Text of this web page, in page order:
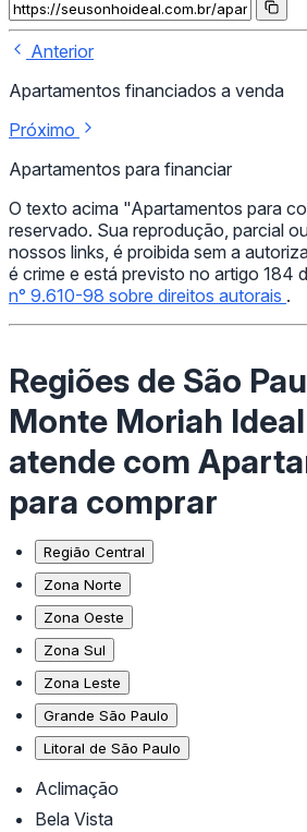
Anterior
Apartamentos financiados a venda
Próximo
Apartamentos para financiar
O texto acima "Apartamentos para
reservado. Sua reprodução, parcial
nossos links, é proibida sem a
é crime e está previsto no artigo 184
n° 9.610-98 sobre direitos autorais .
Regiões de São
Monte Moriah
atende com
para comprar
Região Central
Zona Norte
Zona Oeste
Zona Sul
Zona Leste
Grande São Paulo
Litoral de São Paulo
Aclimação
Bela Vista